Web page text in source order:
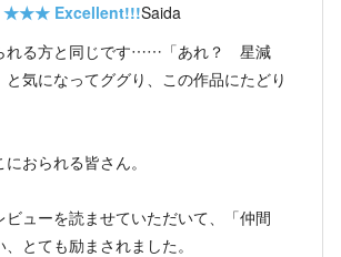
★★★ Excellent!!!Saida
れる方と同じです……「あれ？ 星減
気になってググり、この作品にたどり
おられる皆さん。
ビューを読ませていただいて、「仲間
とても励まされました。